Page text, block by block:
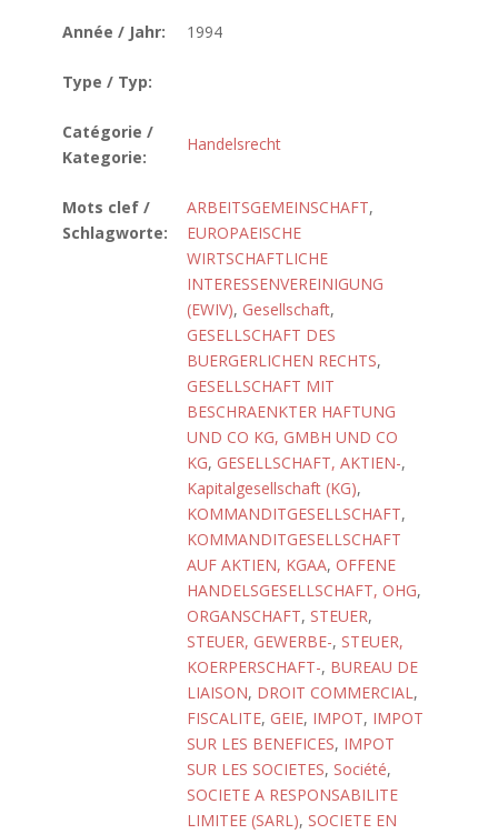
Année / Jahr: 1994
Type / Typ:
Catégorie /
Kategorie:
Handelsrecht
Mots clef /
Schlagworte:
ARBEITSGEMEINSCHAFT,
EUROPAEISCHE
WIRTSCHAFTLICHE
INTERESSENVEREINIGUNG
(EWIV), Gesellschaft,
GESELLSCHAFT DES
BUERGERLICHEN RECHTS,
GESELLSCHAFT MIT
BESCHRAENKTER HAFTUNG
UND CO KG, GMBH UND CO
KG, GESELLSCHAFT, AKTIEN-,
Kapitalgesellschaft (KG),
KOMMANDITGESELLSCHAFT,
KOMMANDITGESELLSCHAFT
AUF AKTIEN, KGAA, OFFENE
HANDELSGESELLSCHAFT, OHG,
ORGANSCHAFT, STEUER,
STEUER, GEWERBE-, STEUER,
KOERPERSCHAFT-, BUREAU DE
LIAISON, DROIT COMMERCIAL,
FISCALITE, GEIE, IMPOT, IMPOT
SUR LES BENEFICES, IMPOT
SUR LES SOCIETES, Société,
SOCIETE A RESPONSABILITE
LIMITEE (SARL), SOCIETE EN